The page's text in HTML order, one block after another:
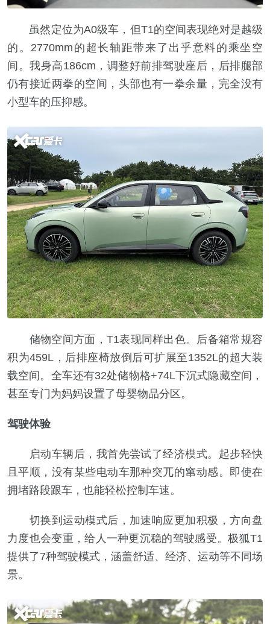
虽然定位为A0级车，但T1的空间表现绝对是越级
的。2770mm的超长轴距带来了出乎意料的乘坐空
间。我身高186cm，调整好前排驾驶座后，后排腿部
仍有接近两拳的空间，头部也有一拳余量，完全没有
小型车的压抑感。
储物空间方面，T1表现同样出色。后备箱常规容
积为459L，后排座椅放倒后可扩展至1352L的超大装
载空间。全车还有32处储物格+74L下沉式隐藏空间，
甚至专门为妈妈设置了母婴物品分区。
驾驶体验
启动车辆后，我首先尝试了经济模式。起步轻快
且平顺，没有某些电动车那种突兀的窜动感。即使在
拥堵路段跟车，也能轻松控制车速。
切换到运动模式后，加速响应更加积极，方向盘
力度也会变重，给人一种更沉稳的驾驶感受。极狐T1
提供了7种驾驶模式，涵盖舒适、经济、运动等不同场
景。